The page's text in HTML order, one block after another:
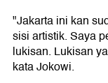
"Jakarta ini kan
sisi artistik. Saya
lukisan. Lukisan
kata Jokowi.